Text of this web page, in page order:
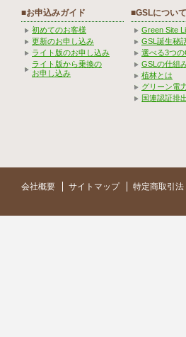
■お申込みガイド
初めてのお客様
更新のお申し込み
ライト版のお申し込み
ライト版から乗換の
お申し込み
■GSLについて
Green Site
GSL誕生秘
選べる3つ
GSLの仕組
植林とは
グリーン電
国連認証排
会社概要 サイトマップ 特定商取引法